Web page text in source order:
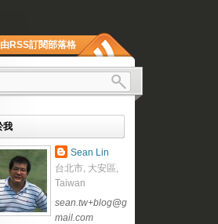
由RSS訂閱部落格
我
Sean Lin
台北市, 大安區,
Taiwan
sean.tw+blog@g
mail.com